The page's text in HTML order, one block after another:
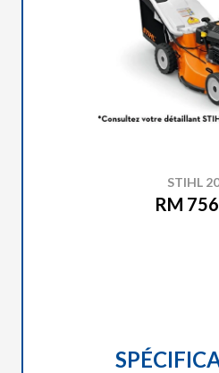
STIHL
RM